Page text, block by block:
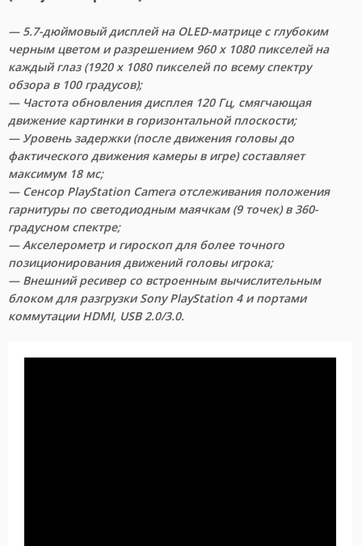
— 5.7-дюймовый дисплей на OLED-матрице с глубоким
черным цветом и разрешением 960 x 1080 пикселей на
каждый глаз (1920 x 1080 пикселей по всему спектру
обзора в 100 градусов);
— Частота обновления дисплея 120 Гц, смягчающая
движение картинки в горизонтальной плоскости;
— Уровень задержки (после движения головы до
фактического движения камеры в игре) составляет
максимум 18 мс;
— Сенсор PlayStation Camera отслеживания положения
гарнитуры по светодиодным маячкам (9 точек) в 360-
градусном спектре;
— Акселерометр и гироскоп для более точного
позиционирования движений головы игрока;
— Внешний ресивер со встроенным вычислительным
блоком для разгрузки Sony PlayStation 4 и портами
коммутации HDMI, USB 2.0/3.0.